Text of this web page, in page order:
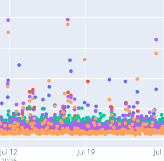
Jul 12 Jul 19